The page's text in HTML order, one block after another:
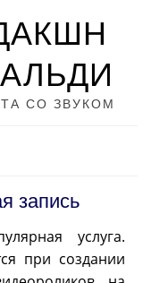
СО ЗВУКОМ
запись
услуга.
при создании